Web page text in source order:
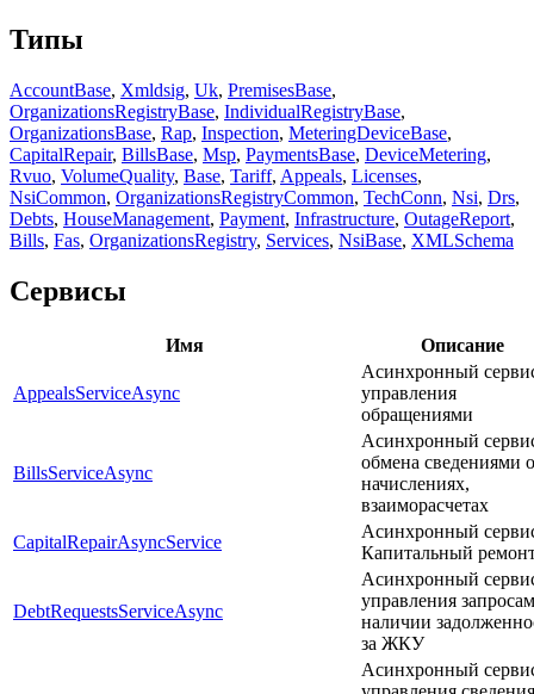
Типы
AccountBase, Xmldsig, Uk, PremisesBase,
OrganizationsRegistryBase, IndividualRegistryBase,
OrganizationsBase, Rap, Inspection, MeteringDeviceBase,
CapitalRepair, BillsBase, Msp, PaymentsBase, DeviceMetering,
Rvuo, VolumeQuality, Base, Tariff, Appeals, Licenses,
NsiCommon, OrganizationsRegistryCommon, TechConn, Nsi, Drs,
Debts, HouseManagement, Payment, Infrastructure, OutageReport,
Bills, Fas, OrganizationsRegistry, Services, NsiBase, XMLSchema
Сервисы
Имя Описание
AppealsServiceAsync
Асинхронный
управления
обращениями
BillsServiceAsync
Асинхронный
обмена сведениями о
начислениях,
взаиморасчетах
CapitalRepairAsyncService
Асинхронный
Капитальный
DebtRequestsServiceAsync
Асинхронный
управления
наличии
за ЖКУ
Асинхронный